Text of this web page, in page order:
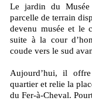
Le jardin du Musée de l’Ancien Évêché se déploie sur une
parcelle de terrain
devenu musée et le
suite à la cour
coude vers le sud
Aujourd’hui, il
quartier et relie la
du Fer-à-Cheval.